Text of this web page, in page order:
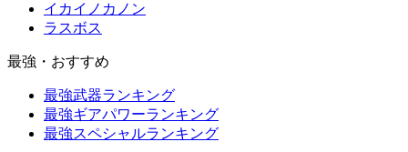
イカイノカノン
ラスボス
最強・おすすめ
最強武器ランキング
最強ギアパワーランキング
最強スペシャルランキング